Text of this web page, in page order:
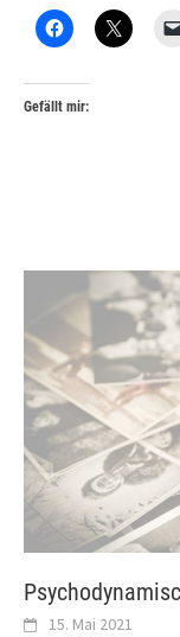
Gefällt mir:
15. Mai 2021